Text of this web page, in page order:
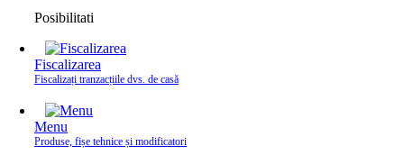
Posibilitati
Fiscalizarea
Fiscalizați tranzacțiile dvs. de casă
Menu
Produse, fișe tehnice și modificatori